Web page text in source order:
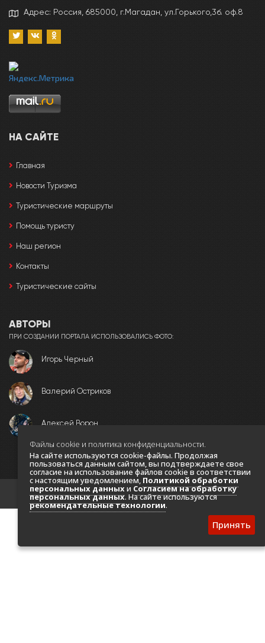
Адрес: Россия, 685000, г.Магадан, ул.Горького,3б. оф.8
НА САЙТЕ
Главная
Новости Туризма
Туристические маршруты
Помощь туристу
Наш регион
Контакты
Туристические сайты
АВТОРЫ
ПРИ СОЗДАНИИ ПОРТАЛА ИСПОЛЬЗОВАЛИСЬ ФОТО:
Игорь Черный
Валерий Остриков
Алексей Ворон
© Copyright © 2026. Все права защищены
Файлы cookie и политика конфиденциальности.
На сайте используются cookie-файлы. Продолжая
пользоваться данным сайтом, вы подтверждаете свое
согласие на использование файлов cookie в соответствии
с настоящим уведомлением, Политикой обработки
персональных данныхи Согласием на обработку
персональных данных. На сайте используются
рекомендательные технологии.
Принять